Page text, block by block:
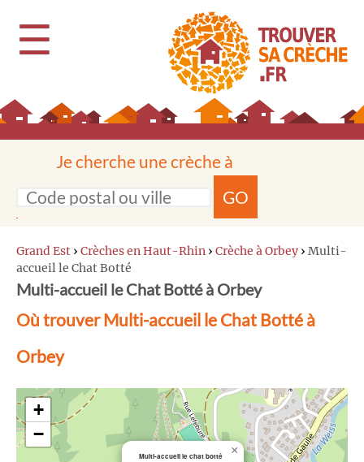
☰
Je cherche une crèche à
GO
Grand Est › Crèches en Haut-Rhin › Crèche à Orbey › Multi-
accueil le Chat Botté
Multi-accueil le Chat Botté à Orbey
Où trouver Multi-accueil le Chat Botté à
Orbey
Multi-accueil le chat botté ×
+
−